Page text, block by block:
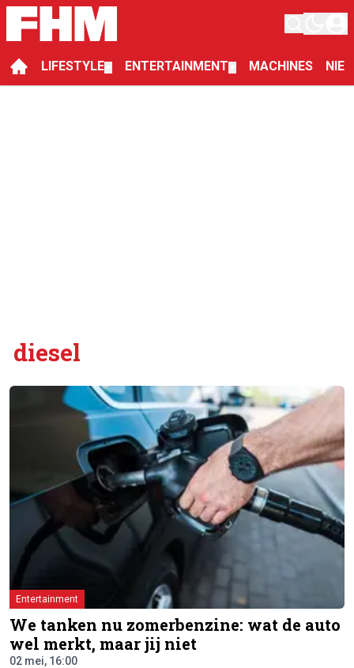
LIFESTYLE ENTERTAINMENT MACHINES
diesel
Entertainment
We tanken nu zomerbenzine: wat de auto
wel merkt, maar jij niet
02 mei, 16:00